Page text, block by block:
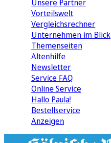
Unsere Partner
Vorteilswelt
Vergleichsrechner
Unternehmen im Blick
Themenseiten
Altenhilfe
Newsletter
Service FAQ
Online Service
Hallo Paula!
Bestellservice
Anzeigen